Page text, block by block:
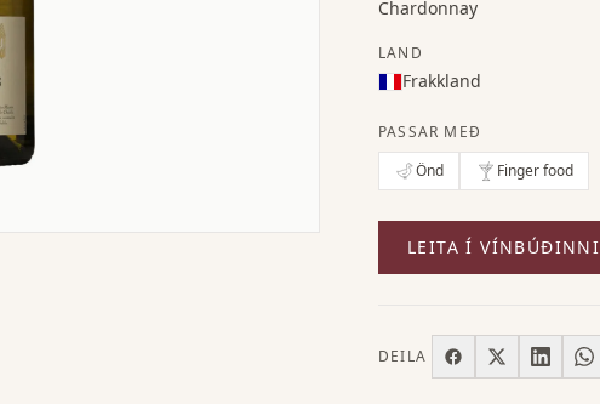
Chardonnay
LAND
Frakkland
PASSAR MEÐ
Önd
Finger food
LEITA Í VÍNBÚÐINNI
DEILA